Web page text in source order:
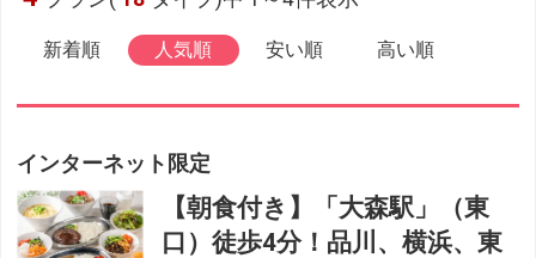
新着順 人気順 安い順 高い順
インターネット限定
【朝食付き】「大森駅」（東
口）徒歩4分！品川、横浜、東